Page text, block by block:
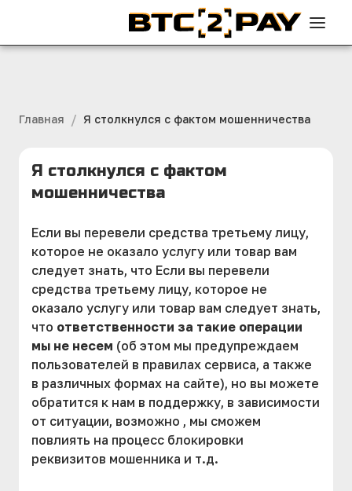
Главная / Я столкнулся с фактом мошенничества
Я столкнулся с фактом
мошенничества
Если вы перевели средства третьему лицу,
которое не оказало услугу или товар вам
следует знать, что Если вы перевели
средства третьему лицу, которое не
оказало услугу или товар вам следует знать,
что ответственности за такие операции
мы не несем (об этом мы предупреждаем
пользователей в правилах сервиса, а также
в различных формах на сайте), но вы можете
обратится к нам в поддержку, в зависимости
от ситуации, возможно , мы сможем
повлиять на процесс блокировки
реквизитов мошенника и т.д.